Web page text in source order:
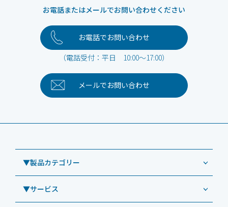
お電話またはメールでお問い合わせください
お電話でお問い合わせ
（電話受付：平日 10:00～17:00）
メールでお問い合わせ
▼製品カテゴリー
業務用タブレット
▼サービス